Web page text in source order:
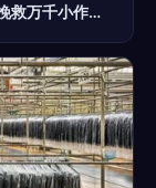
烈火之中的冷静应对，南通消防员用小窗口挽救万千小作坊心跳警报